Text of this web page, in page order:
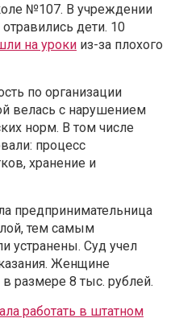
№107. В учреждении
дети. 10
на уроки из-за плохого
по организации
велась с нарушением
норм. В том числе
процесс
хранение и
предпринимательница
тем самым
устранены. Суд учел
Женщине
размере 8 тыс. рублей.
работать в штатном